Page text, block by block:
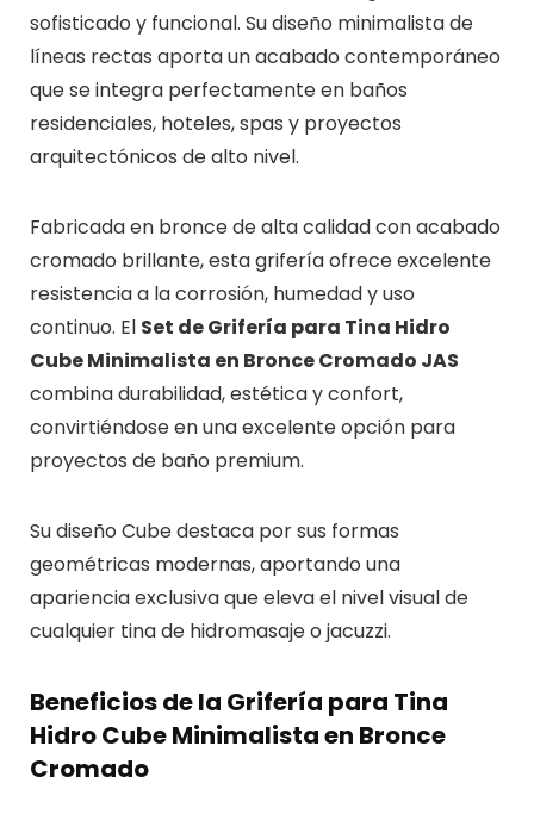
sofisticado y funcional. Su diseño minimalista de
líneas rectas aporta un acabado contemporáneo
que se integra perfectamente en baños
residenciales, hoteles, spas y proyectos
arquitectónicos de alto nivel.
Fabricada en bronce de alta calidad con acabado
cromado brillante, esta grifería ofrece excelente
resistencia a la corrosión, humedad y uso
continuo. El Set de Grifería para Tina Hidro
Cube Minimalista en Bronce Cromado JAS
combina durabilidad, estética y confort,
convirtiéndose en una excelente opción para
proyectos de baño premium.
Su diseño Cube destaca por sus formas
geométricas modernas, aportando una
apariencia exclusiva que eleva el nivel visual de
cualquier tina de hidromasaje o jacuzzi.
Beneficios de la Grifería para Tina
Hidro Cube Minimalista en Bronce
Cromado